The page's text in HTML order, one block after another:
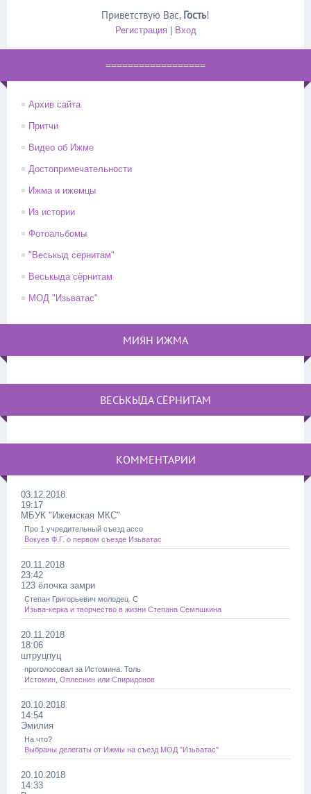
Приветствую Вас, Гость!
Регистрация| Вход
==================
Архив сайта
Притчи
Видео об Ижме
Достопримечательности
Ижма и ижемцы
Из истории
Фотоальбомы
"Веськыд сернитам"
Веськыда сёрнитам
МОД "Изьватас"
МИЯН ИЖМА
ВЕСЬКЫДА СЁРНИТАМ
КОММЕНТАРИИ
03.12.2018
19:17
МБУК "Ижемская МКС"
Про 1 учредительный съезд ассо
Вокуев Ф.Г. о первом съезде Изьватас
20.11.2018
23:42
123 ёлочка замри
Степан Григорьевич молодец. С
Изьва-керка и творчество в жизни Степана Семяшкина
20.11.2018
18:06
штруцпуц
проголосовал за Истомина. Толь
Истомин, Оплеснин или Спиридонов
20.10.2018
14:54
Эмилия
На что?
Выбраны делегаты от Ижмы на съезд МОД "Изьватас"
20.10.2018
14:33